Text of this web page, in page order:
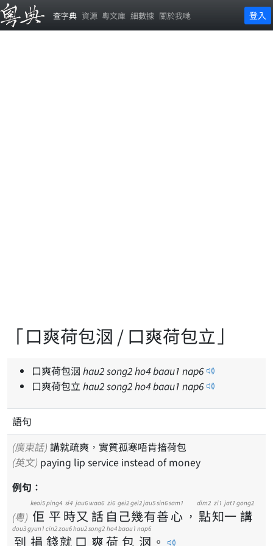
查字典 資源 粵文庫 細數據 關於我哋 登入
「口爽荷包𣲷 / 口爽荷包立」
口爽荷包𣲷 hau2song2ho4baau1 nap6
口爽荷包立 hau2song2ho4baau1 nap6
語句
(廣東話) 講就疏爽，實質孤寒唔肯揞荷包
(英文) paying lip service instead of money
例句：
(粵) 佢
keoi5
平
ping4
時
si4
又
jau6
話
waa6
自
zi6
己
gei2
幾
gei2
有
jau5
善
sin6
心
sam1
， 點
dim2
知
zi1
一
jat1
講
gong2
到
dou3
捐
gyun1
錢
cin2
就
zau6
口
hau2
爽
song2
荷
ho4
包
baau1
𣲷
nap6
。